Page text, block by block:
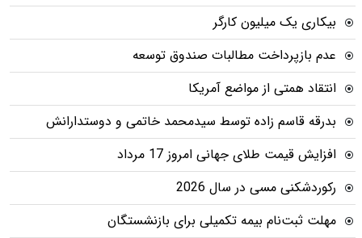
بیکاری یک میلیون کارگر
عدم بازپرداخت مطالبات صندوق توسعه
انتقاد همتی از مواضع آمریکا
بدرقه قاسم زاده توسط سیدمحمد خاتمی و دوستدارانش
افزایش قیمت طلای جهانی امروز 17 مرداد
رکوردشکنی مسی در سال 2026
مهلت ثبت‌نام بیمه تکمیلی برای بازنشستگان